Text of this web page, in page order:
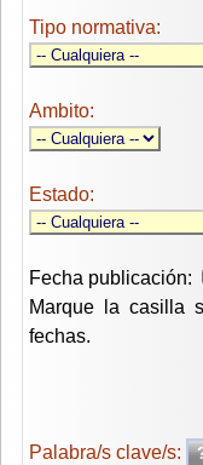
Tipo normativa:
Ambito:
Estado:
Fecha publicación:
Marque la casilla
fechas.
Palabra/s clave/s: